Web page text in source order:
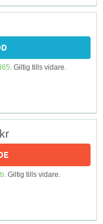
. Giltig tills vidare.
. Giltig tills vidare.